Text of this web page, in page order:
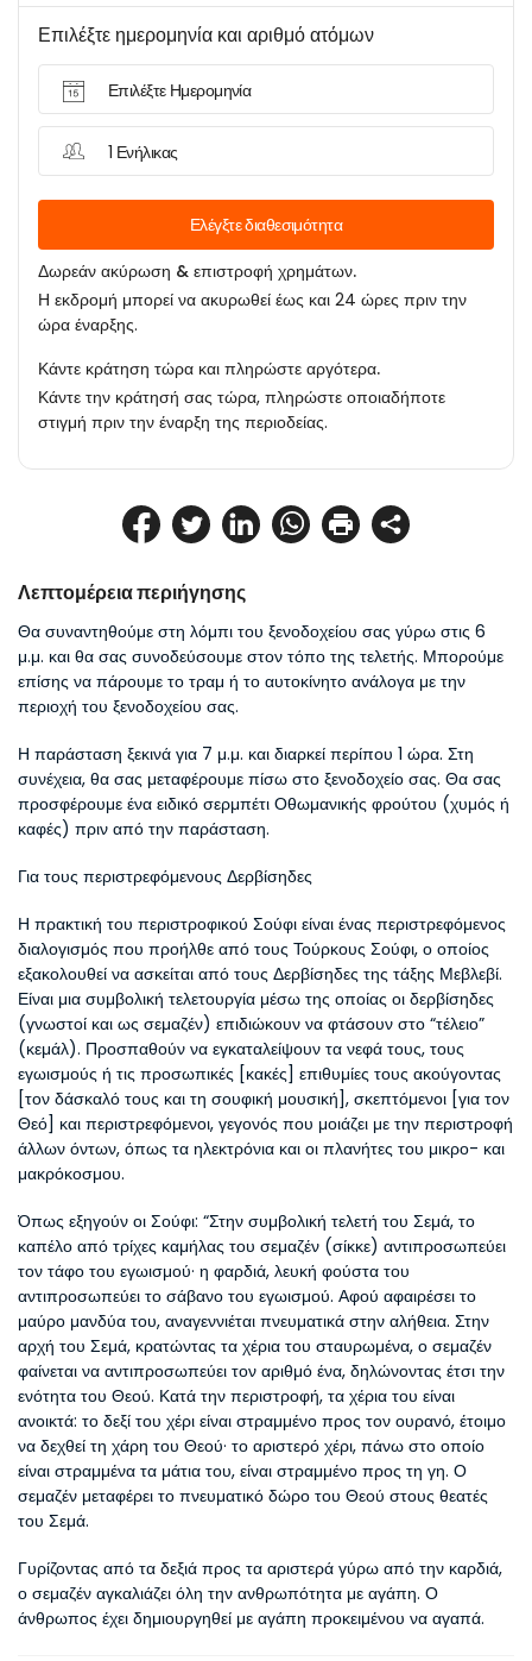
Λεπτομέρεια περιήγησης
Θα συναντηθούμε στη λόμπι του ξενοδοχείου σας γύρω στις 6
μ.μ. και θα σας συνοδεύσουμε στον τόπο της τελετής. Μπορούμε
επίσης να πάρουμε το τραμ ή το αυτοκίνητο ανάλογα με την
περιοχή του ξενοδοχείου σας.
Η παράσταση ξεκινά για 7 μ.μ. και διαρκεί περίπου 1 ώρα. Στη
συνέχεια, θα σας μεταφέρουμε πίσω στο ξενοδοχείο σας. Θα σας
προσφέρουμε ένα ειδικό σερμπέτι Οθωμανικής φρούτου (χυμός ή
καφές) πριν από την παράσταση.
Για τους περιστρεφόμενους Δερβίσηδες
Η πρακτική του περιστροφικού Σούφι είναι ένας περιστρεφόμενος
διαλογισμός που προήλθε από τους Τούρκους Σούφι, ο οποίος
εξακολουθεί να ασκείται από τους Δερβίσηδες της τάξης Μεβλεβί.
Είναι μια συμβολική τελετουργία μέσω της οποίας οι δερβίσηδες
(γνωστοί και ως σεμαζέν) επιδιώκουν να φτάσουν στο “τέλειο”
(κεμάλ). Προσπαθούν να εγκαταλείψουν τα νεφά τους, τους
εγωισμούς ή τις προσωπικές [κακές] επιθυμίες τους ακούγοντας
[τον δάσκαλό τους και τη σουφική μουσική], σκεπτόμενοι [για τον
Θεό] και περιστρεφόμενοι, γεγονός που μοιάζει με την περιστροφή
άλλων όντων, όπως τα ηλεκτρόνια και οι πλανήτες του μικρο- και
μακρόκοσμου.
Όπως εξηγούν οι Σούφι: “Στην συμβολική τελετή του Σεμά, το
καπέλο από τρίχες καμήλας του σεμαζέν (σίκκε) αντιπροσωπεύει
τον τάφο του εγωισμού· η φαρδιά, λευκή φούστα του
αντιπροσωπεύει το σάβανο του εγωισμού. Αφού αφαιρέσει το
μαύρο μανδύα του, αναγεννιέται πνευματικά στην αλήθεια. Στην
αρχή του Σεμά, κρατώντας τα χέρια του σταυρωμένα, ο σεμαζέν
φαίνεται να αντιπροσωπεύει τον αριθμό ένα, δηλώνοντας έτσι την
ενότητα του Θεού. Κατά την περιστροφή, τα χέρια του είναι
ανοικτά: το δεξί του χέρι είναι στραμμένο προς τον ουρανό, έτοιμο
να δεχθεί τη χάρη του Θεού· το αριστερό χέρι, πάνω στο οποίο
είναι στραμμένα τα μάτια του, είναι στραμμένο προς τη γη. Ο
σεμαζέν μεταφέρει το πνευματικό δώρο του Θεού στους θεατές
του Σεμά.
Γυρίζοντας από τα δεξιά προς τα αριστερά γύρω από την καρδιά,
ο σεμαζέν αγκαλιάζει όλη την ανθρωπότητα με αγάπη. Ο
άνθρωπος έχει δημιουργηθεί με αγάπη προκειμένου να αγαπά.
Επιλέξτε ημερομηνία και αριθμό ατόμων
Επιλέξτε Ημερομηνία
1 Ενήλικας
Ελέγξτε διαθεσιμότητα
Δωρεάν ακύρωση & επιστροφή χρημάτων.
Η εκδρομή μπορεί να ακυρωθεί έως και 24 ώρες πριν την
ώρα έναρξης.
Κάντε κράτηση τώρα και πληρώστε αργότερα.
Κάντε την κράτησή σας τώρα, πληρώστε οποιαδήποτε
στιγμή πριν την έναρξη της περιοδείας.